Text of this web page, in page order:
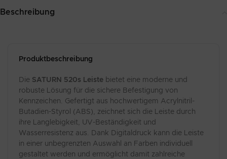
Beschreibung
Produktbeschreibung
Die SATURN 520s Leiste bietet eine moderne und
robuste Lösung für die sichere Befestigung von
Kennzeichen. Gefertigt aus hochwertigem Acrylnitril-
Butadien-Styrol (ABS), zeichnet sich die Leiste durch
ihre Langlebigkeit, UV-Beständigkeit und
Wasserresistenz aus. Dank Digitaldruck kann die Leiste
in einer unbegrenzten Auswahl an Farben individuell
gestaltet werden und ermöglicht damit zahlreiche